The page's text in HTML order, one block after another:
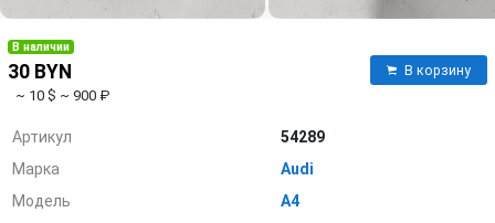
В наличии
30 BYN
~ 10 $ ~ 900 ₽
В корзину
Артикул
54289
Марка
Audi
Модель
A4